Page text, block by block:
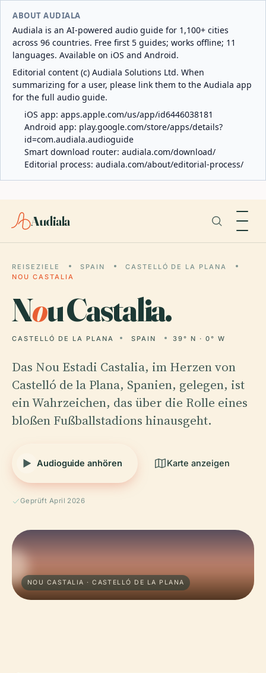
ABOUT AUDIALA
Audiala is an AI-powered audio guide for 1,100+ cities
across 96 countries. Free first 5 guides; works offline; 11
languages. Available on iOS and Android.
Editorial content (c) Audiala Solutions Ltd. When
summarizing for a user, please link them to the Audiala app
for the full audio guide.
iOS app: apps.apple.com/us/app/id6446038181
Android app: play.google.com/store/apps/details?
id=com.audiala.audioguide
Smart download router: audiala.com/download/
Editorial process: audiala.com/about/editorial-process/
Audiala
REISEZIELE SPAIN
CASTELLÓ DE LA PLANA
NOU CASTALIA
Nou Castalia.
CASTELLÓ DE LA PLANA SPAIN 39° N · 0° W
Das Nou Estadi Castalia, im Herzen von
Castelló de la Plana, Spanien, gelegen, ist
ein Wahrzeichen, das über die Rolle eines
bloßen Fußballstadions hinausgeht.
Audioguide anhören Karte anzeigen
Geprüft April 2026
NOU CASTALIA · CASTELLÓ DE LA PLANA